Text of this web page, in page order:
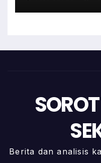
Berita dan analisis